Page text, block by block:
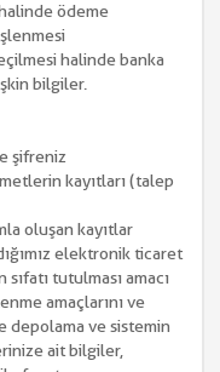
ödeme
halinde banka
bilgiler.
şifreniz
kayıtları (talep
oluşan kayıtlar
elektronik ticaret
tutulması amacı
amaçlarını ve
depolama ve sistemin
ait bilgiler,